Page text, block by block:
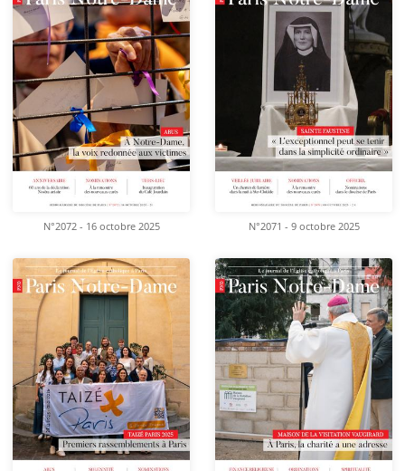
N°2072 - 16 octobre 2025 N°2071 - 9 octobre 2025